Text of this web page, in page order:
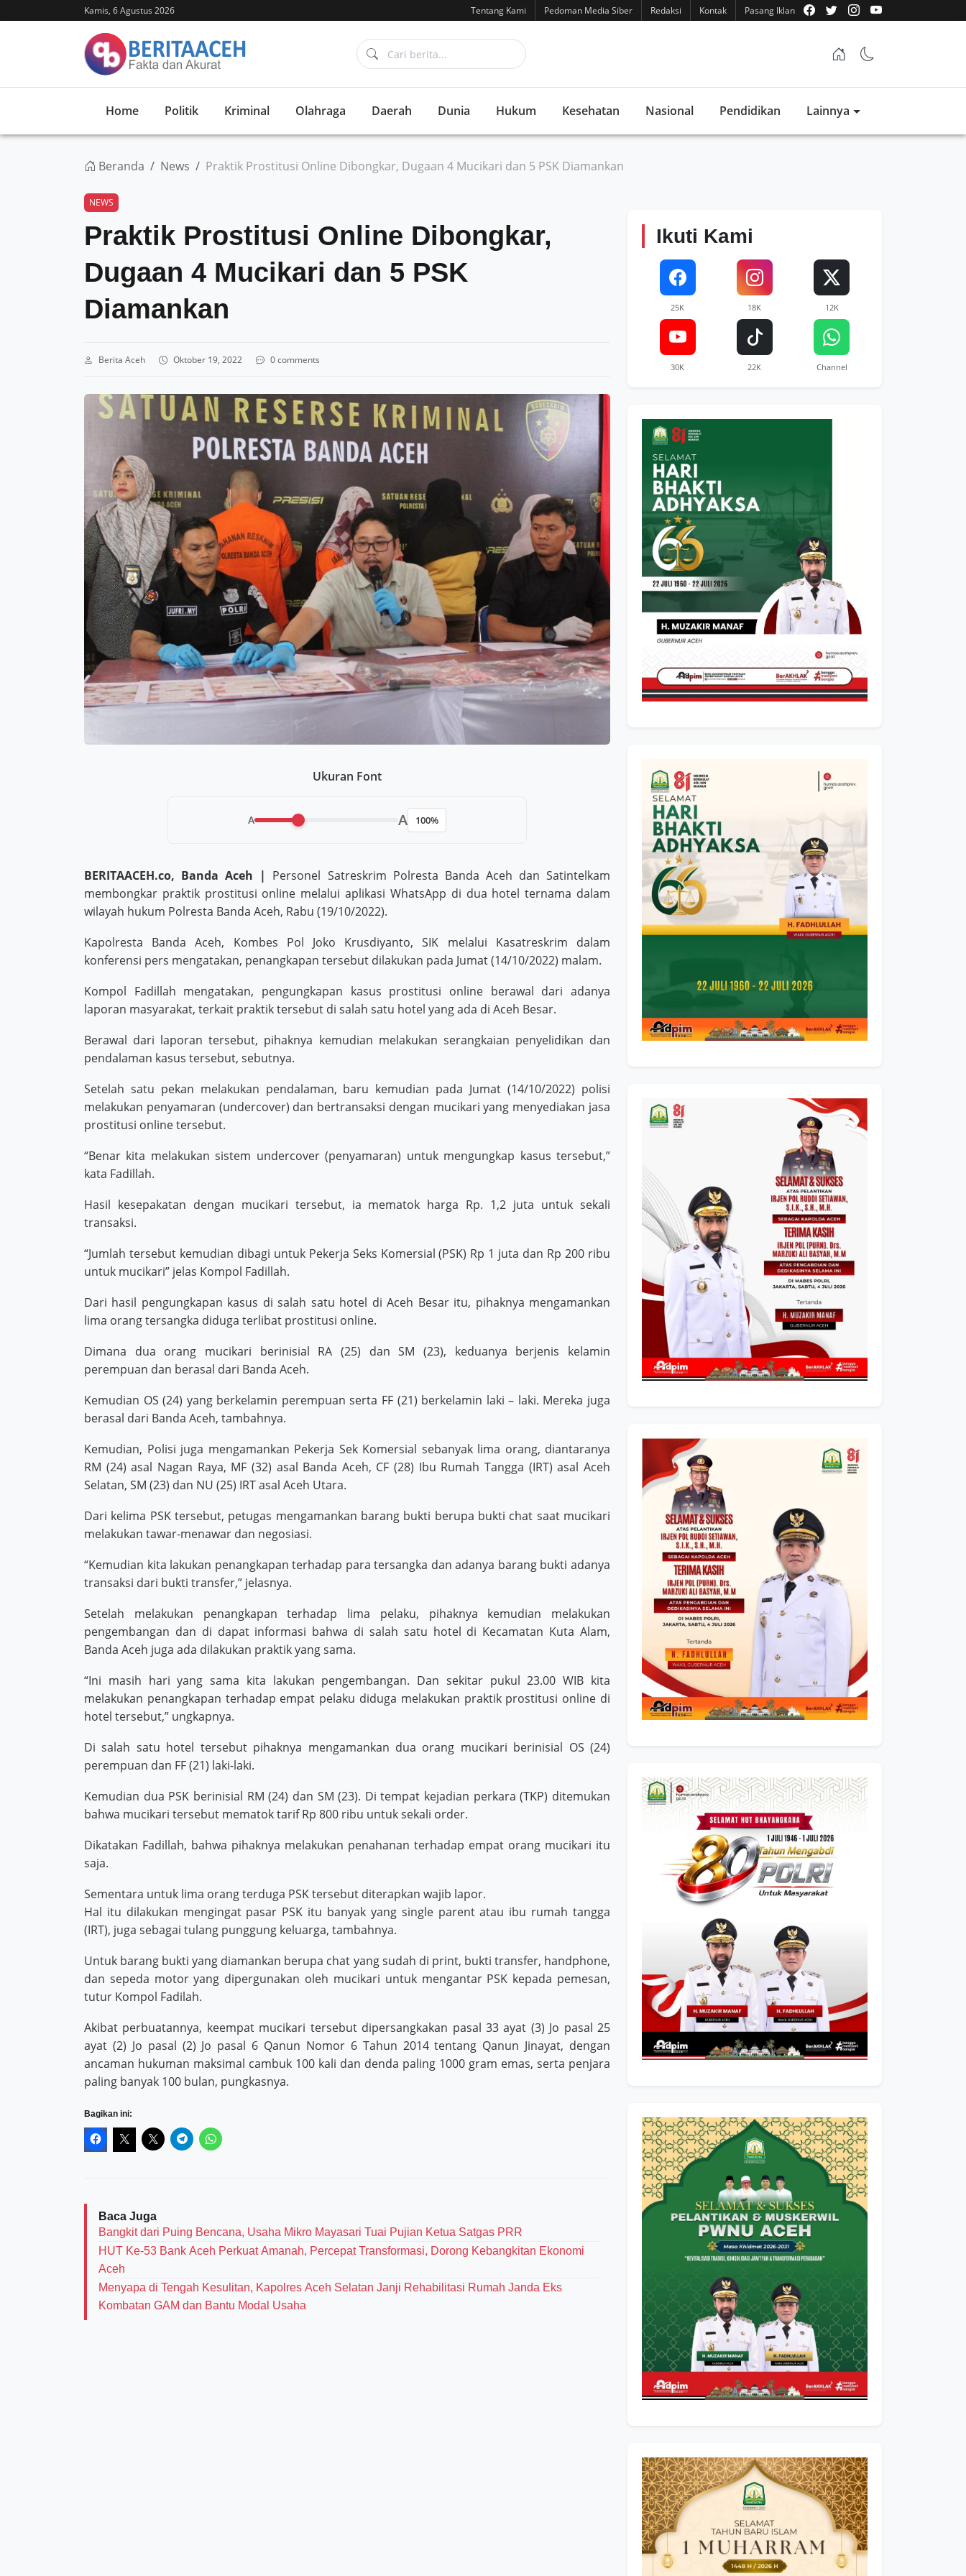
Kamis, 6 Agustus 2026 Tentang Kami Pedoman Media Siber Redaksi Kontak Pasang Iklan
Home Politik Kriminal Olahraga Daerah Dunia Hukum Kesehatan Nasional Pendidikan Lainnya
Beranda News Praktik Prostitusi Online Dibongkar, Dugaan 4 Mucikari dan 5 PSK Diamankan
NEWS
Praktik Prostitusi Online Dibongkar,
Dugaan 4 Mucikari dan 5 PSK
Diamankan
Berita Aceh Oktober 19, 2022 0 comments
Ukuran Font
A A 100%
BERITAACEH.co, Banda Aceh | Personel Satreskrim Polresta Banda Aceh dan Satintelkam
membongkar praktik prostitusi online melalui aplikasi WhatsApp di dua hotel ternama dalam
wilayah hukum Polresta Banda Aceh, Rabu (19/10/2022).
Kapolresta Banda Aceh, Kombes Pol Joko Krusdiyanto, SIK melalui Kasatreskrim dalam
konferensi pers mengatakan, penangkapan tersebut dilakukan pada Jumat (14/10/2022) malam.
Kompol Fadillah mengatakan, pengungkapan kasus prostitusi online berawal dari adanya
laporan masyarakat, terkait praktik tersebut di salah satu hotel yang ada di Aceh Besar.
Berawal dari laporan tersebut, pihaknya kemudian melakukan serangkaian penyelidikan dan
pendalaman kasus tersebut, sebutnya.
Setelah satu pekan melakukan pendalaman, baru kemudian pada Jumat (14/10/2022) polisi
melakukan penyamaran (undercover) dan bertransaksi dengan mucikari yang menyediakan jasa
prostitusi online tersebut.
“Benar kita melakukan sistem undercover (penyamaran) untuk mengungkap kasus tersebut,”
kata Fadillah.
Hasil kesepakatan dengan mucikari tersebut, ia mematok harga Rp. 1,2 juta untuk sekali
transaksi.
“Jumlah tersebut kemudian dibagi untuk Pekerja Seks Komersial (PSK) Rp 1 juta dan Rp 200 ribu
untuk mucikari” jelas Kompol Fadillah.
Dari hasil pengungkapan kasus di salah satu hotel di Aceh Besar itu, pihaknya mengamankan
lima orang tersangka diduga terlibat prostitusi online.
Dimana dua orang mucikari berinisial RA (25) dan SM (23), keduanya berjenis kelamin
perempuan dan berasal dari Banda Aceh.
Kemudian OS (24) yang berkelamin perempuan serta FF (21) berkelamin laki – laki. Mereka juga
berasal dari Banda Aceh, tambahnya.
Kemudian, Polisi juga mengamankan Pekerja Sek Komersial sebanyak lima orang, diantaranya
RM (24) asal Nagan Raya, MF (32) asal Banda Aceh, CF (28) Ibu Rumah Tangga (IRT) asal Aceh
Selatan, SM (23) dan NU (25) IRT asal Aceh Utara.
Dari kelima PSK tersebut, petugas mengamankan barang bukti berupa bukti chat saat mucikari
melakukan tawar-menawar dan negosiasi.
“Kemudian kita lakukan penangkapan terhadap para tersangka dan adanya barang bukti adanya
transaksi dari bukti transfer,” jelasnya.
Setelah melakukan penangkapan terhadap lima pelaku, pihaknya kemudian melakukan
pengembangan dan di dapat informasi bahwa di salah satu hotel di Kecamatan Kuta Alam,
Banda Aceh juga ada dilakukan praktik yang sama.
“Ini masih hari yang sama kita lakukan pengembangan. Dan sekitar pukul 23.00 WIB kita
melakukan penangkapan terhadap empat pelaku diduga melakukan praktik prostitusi online di
hotel tersebut,” ungkapnya.
Di salah satu hotel tersebut pihaknya mengamankan dua orang mucikari berinisial OS (24)
perempuan dan FF (21) laki-laki.
Kemudian dua PSK berinisial RM (24) dan SM (23). Di tempat kejadian perkara (TKP) ditemukan
bahwa mucikari tersebut mematok tarif Rp 800 ribu untuk sekali order.
Dikatakan Fadillah, bahwa pihaknya melakukan penahanan terhadap empat orang mucikari itu
saja.
Sementara untuk lima orang terduga PSK tersebut diterapkan wajib lapor.
Hal itu dilakukan mengingat pasar PSK itu banyak yang single parent atau ibu rumah tangga
(IRT), juga sebagai tulang punggung keluarga, tambahnya.
Untuk barang bukti yang diamankan berupa chat yang sudah di print, bukti transfer, handphone,
dan sepeda motor yang dipergunakan oleh mucikari untuk mengantar PSK kepada pemesan,
tutur Kompol Fadilah.
Akibat perbuatannya, keempat mucikari tersebut dipersangkakan pasal 33 ayat (3) Jo pasal 25
ayat (2) Jo pasal (2) Jo pasal 6 Qanun Nomor 6 Tahun 2014 tentang Qanun Jinayat, dengan
ancaman hukuman maksimal cambuk 100 kali dan denda paling 1000 gram emas, serta penjara
paling banyak 100 bulan, pungkasnya.
Bagikan ini:
Baca Juga
Bangkit dari Puing Bencana, Usaha Mikro Mayasari Tuai Pujian Ketua Satgas PRR
HUT Ke-53 Bank Aceh Perkuat Amanah, Percepat Transformasi, Dorong Kebangkitan Ekonomi
Aceh
Menyapa di Tengah Kesulitan, Kapolres Aceh Selatan Janji Rehabilitasi Rumah Janda Eks
Kombatan GAM dan Bantu Modal Usaha
Ikuti Kami
25K 18K 12K
30K 22K Channel